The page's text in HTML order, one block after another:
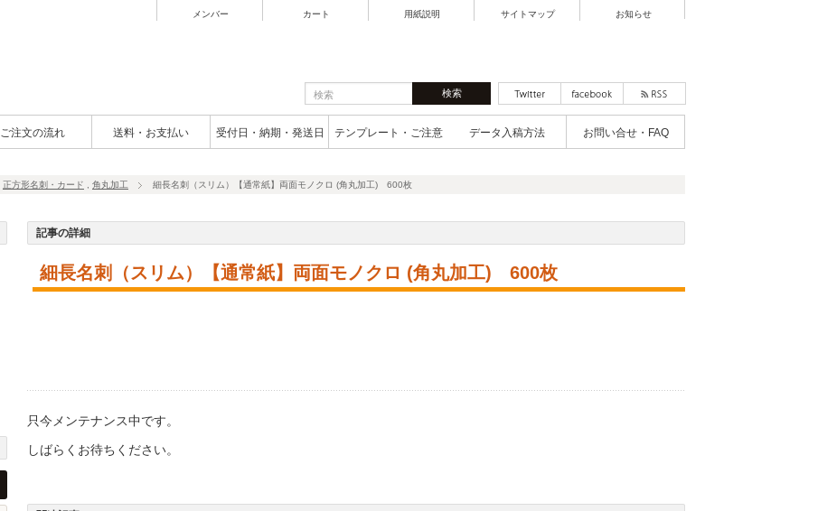
メンバー カート 用紙説明 サイトマップ お知らせ
ご注文の流れ 送料・お支払い 受付日・納期・発送日 テンプレート・ご注意 データ入稿方法 お問い合せ・FAQ
正方形名刺・カード 角丸加工 細長名刺（スリム）【通常紙】両面モノクロ (角丸加工) 600枚
記事の詳細
細長名刺（スリム）【通常紙】両面モノクロ (角丸加工) 600枚
只今メンテナンス中です。
しばらくお待ちください。